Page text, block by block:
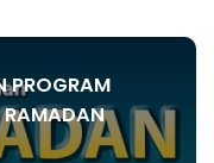
PROGRAM
RAMADAN